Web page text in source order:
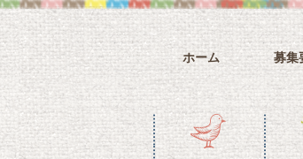
ホーム 募集
園のご紹介 最近の水戸幼稚園 入